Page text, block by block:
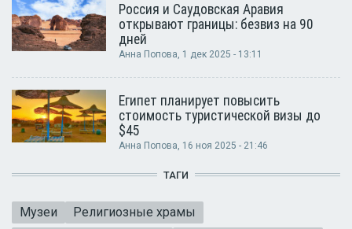
Россия и Саудовская Аравия
открывают границы: безвиз на 90
дней
Анна Попова , 1 дек 2025 - 13:11
Египет планирует повысить
стоимость туристической визы до
$45
Анна Попова , 16 ноя 2025 - 21:46
ТАГИ
Музеи
Религиозные храмы